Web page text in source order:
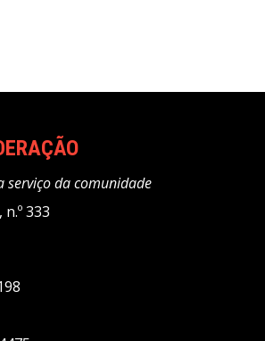
serviço da comunidade
333